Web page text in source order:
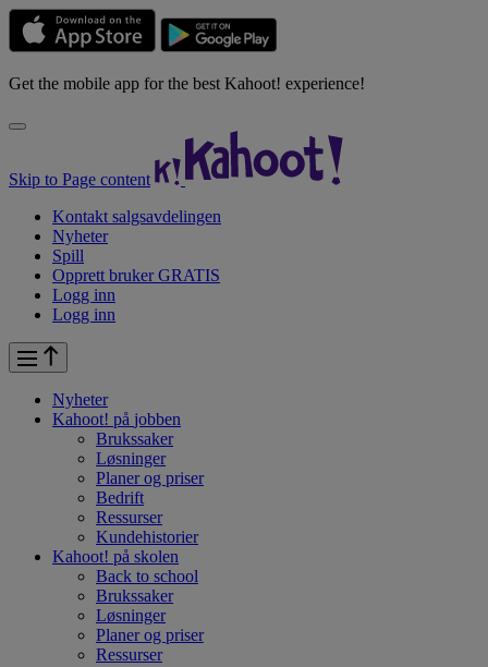
Get the mobile app for the best Kahoot! experience!
Skip to Page content
Kontakt salgsavdelingen
Nyheter
Spill
Opprett bruker GRATIS
Logg inn
Logg inn
Nyheter
Kahoot! på jobben
Brukssaker
Løsninger
Planer og priser
Bedrift
Ressurser
Kundehistorier
Kahoot! på skolen
Back to school
Brukssaker
Løsninger
Planer og priser
Ressurser